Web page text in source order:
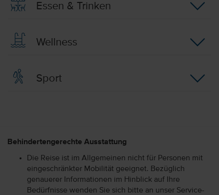
Essen & Trinken
Wellness
Sport
Behindertengerechte Ausstattung
Die Reise ist im Allgemeinen nicht für Personen mit
eingeschränkter Mobilität geeignet. Bezüglich
genauerer Informationen im Hinblick auf Ihre
Bedürfnisse wenden Sie sich bitte an unser Service-